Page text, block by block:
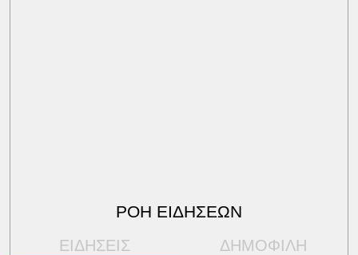
ΡΟΗ ΕΙΔΗΣΕΩΝ
ΕΙΔΗΣΕΙΣ ΔΗΜΟΦΙΛΗ